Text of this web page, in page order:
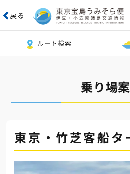
戻る
ルート検索
乗り場
東京・竹芝客船タ